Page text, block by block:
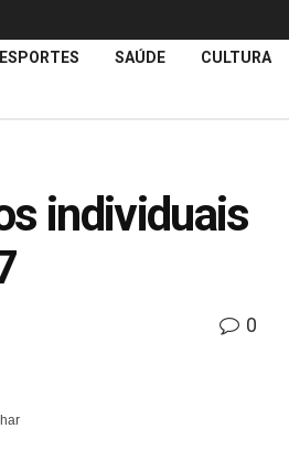
ESPORTES SAÚDE CULTURA
individuais
0